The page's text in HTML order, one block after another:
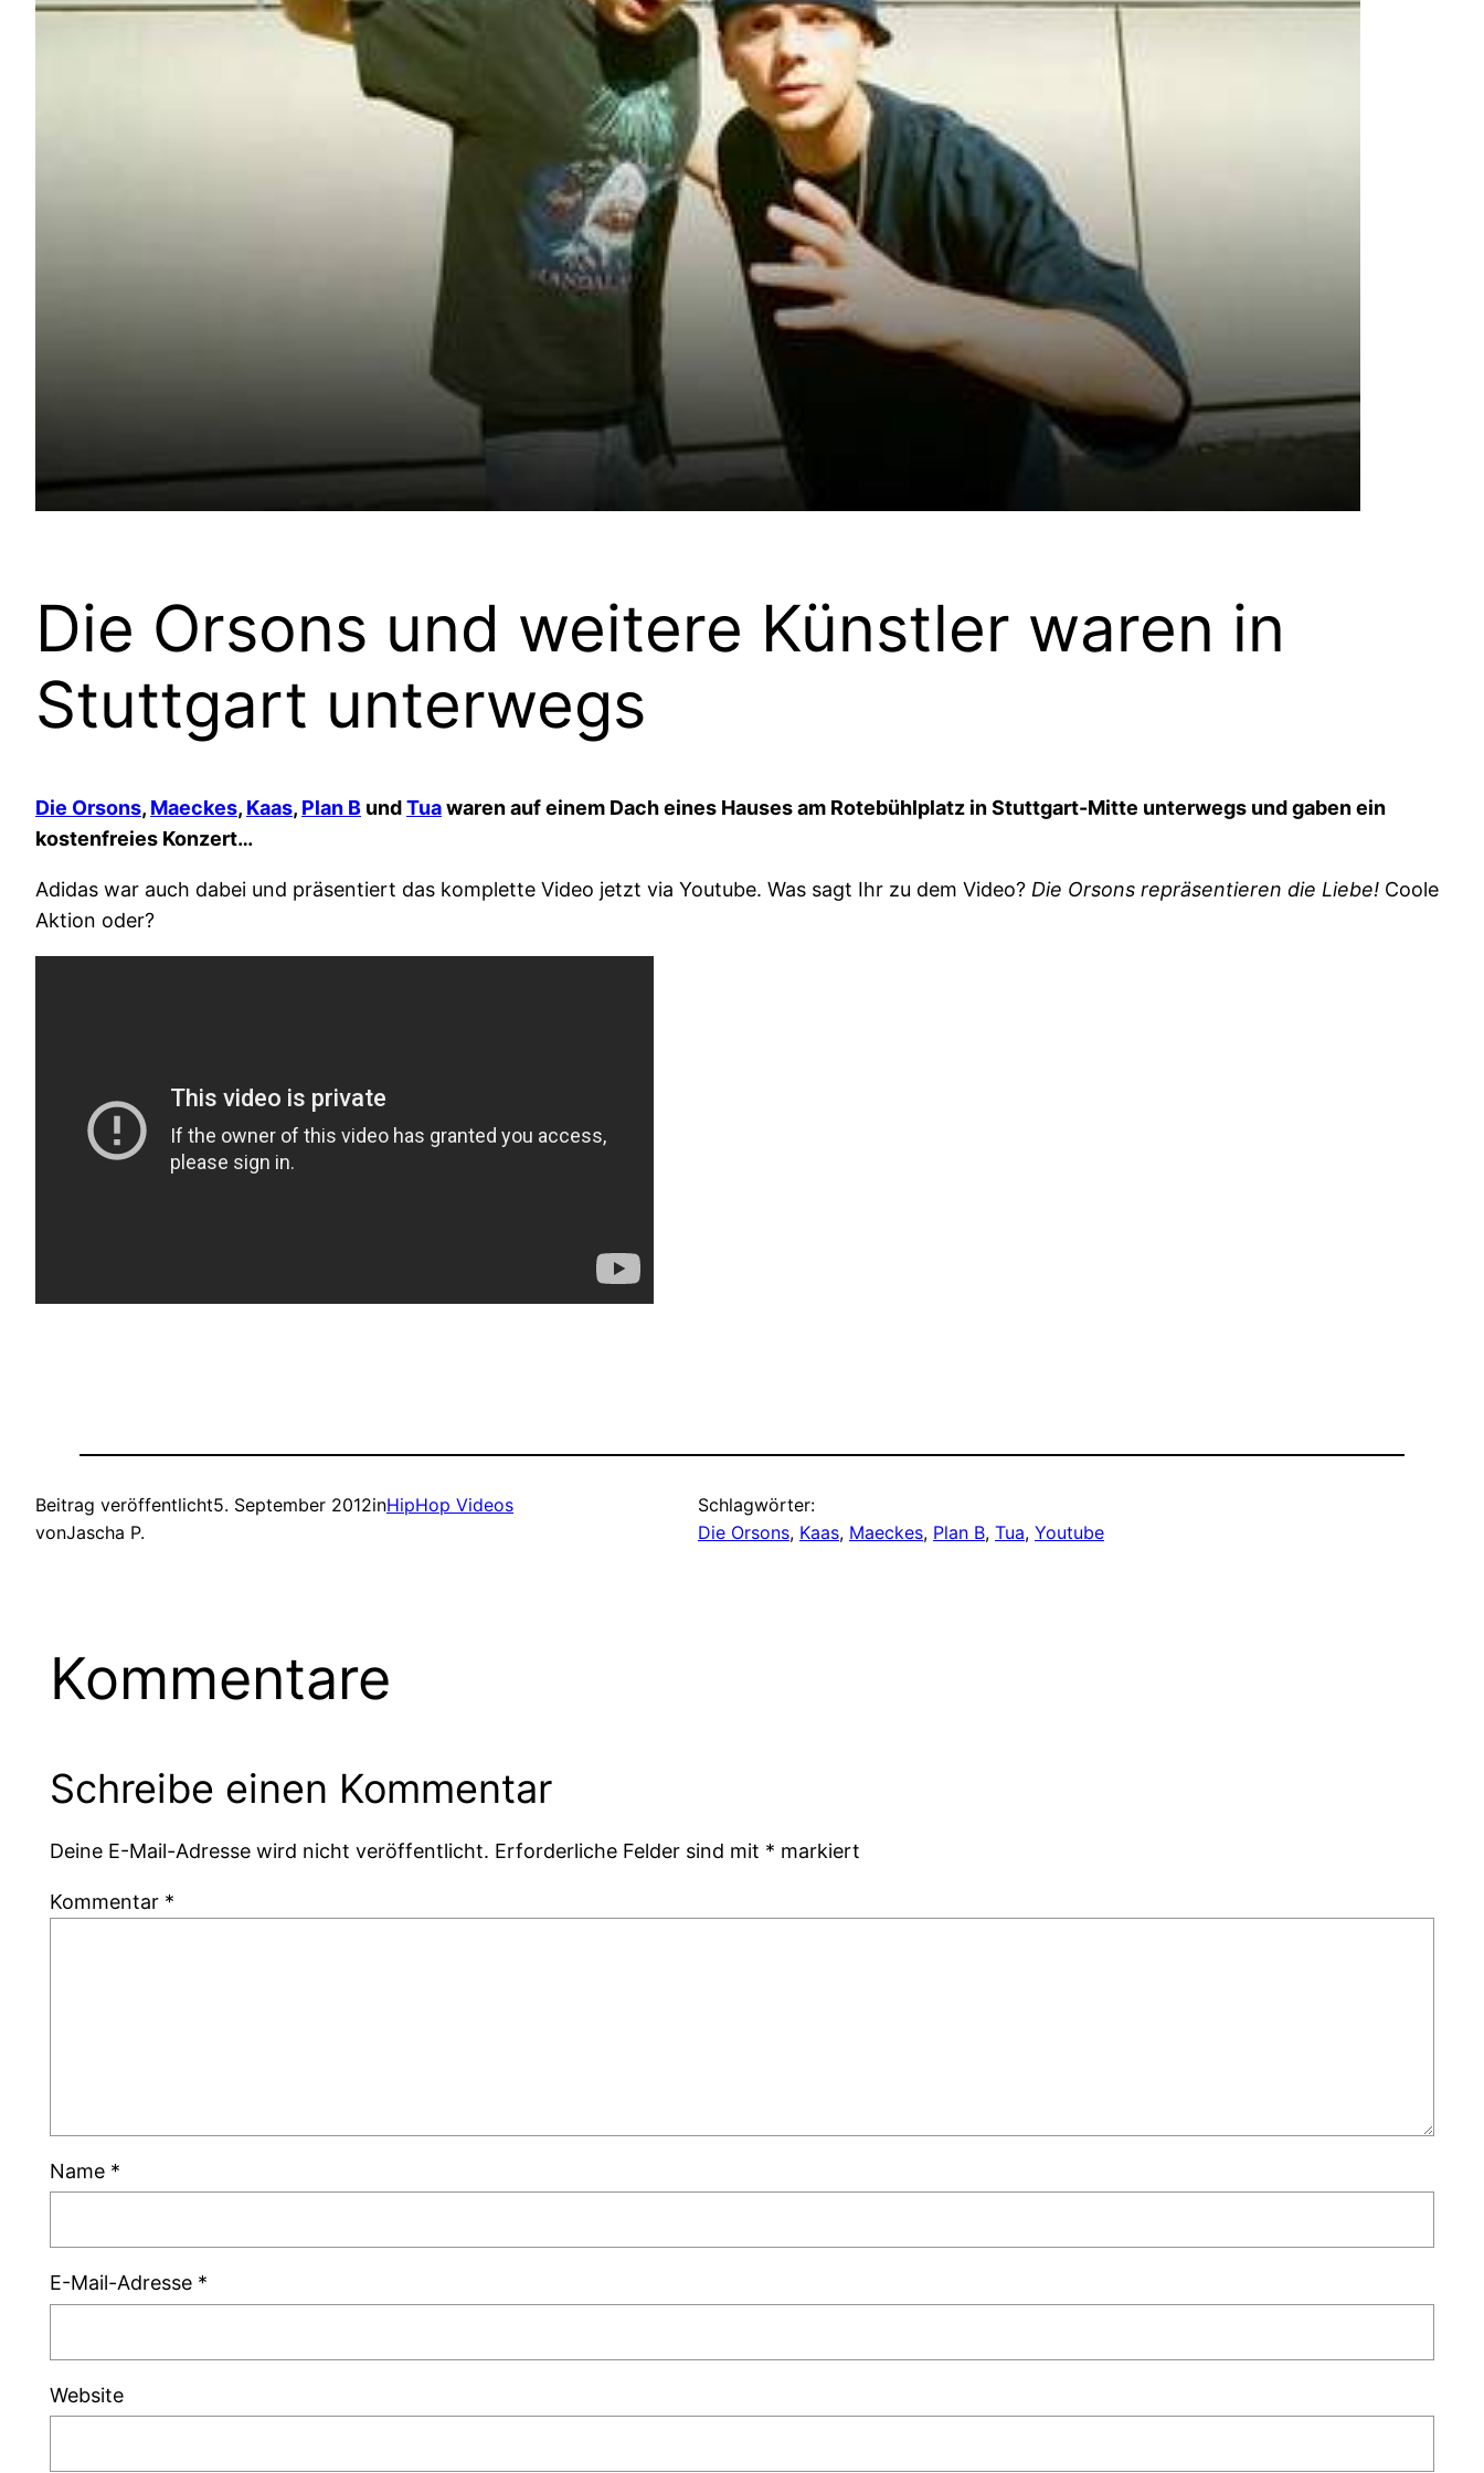
Die Orsons und weitere Künstler waren in
Stuttgart unterwegs
Die Orsons, Maeckes, Kaas, Plan B undTuawaren auf einem Dach eines Hauses am Rotebühlplatz in Stuttgart-Mitte unterwegs und gaben ein
kostenfreies Konzert…
Adidas war auch dabei und präsentiert das komplette Video jetzt via Youtube. Was sagt Ihr zu dem Video? Die Orsons repräsentieren die Liebe! Coole
Aktion oder?
Beitrag veröffentlicht5. September 2012inHipHop Videos
vonJascha P.
Schlagwörter:
Die Orsons, Kaas, Maeckes, Plan B, Tua, Youtube
Kommentare
Schreibe einen Kommentar
Deine E-Mail-Adresse wird nicht veröffentlicht. Erforderliche Felder sind mit * markiert
Kommentar *
Name *
E-Mail-Adresse *
Website